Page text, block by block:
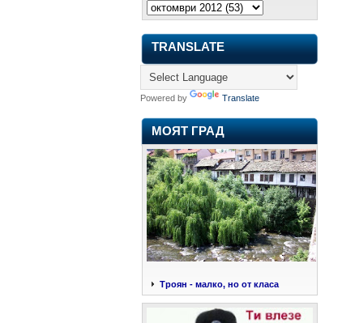
TRANSLATE
Powered by Translate
МОЯТ ГРАД
Троян - малко, но от класа